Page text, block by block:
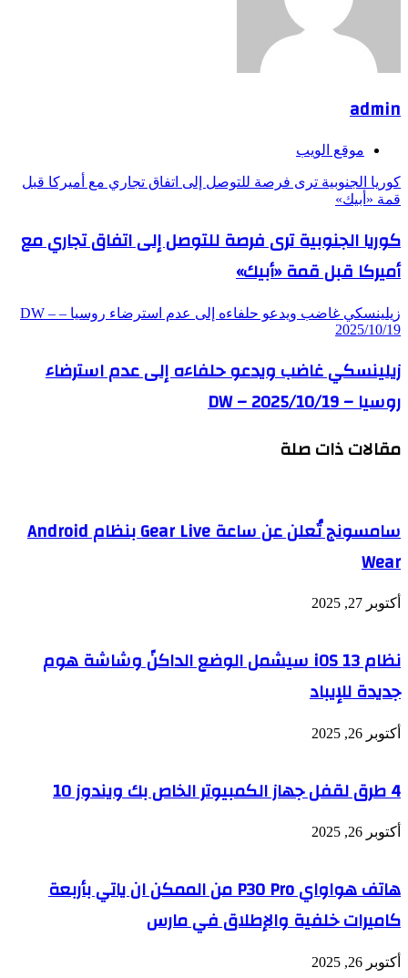
admin
موقع الويب
كوريا الجنوبية ترى فرصة للتوصل إلى اتفاق تجاري مع أميركا قبل
قمة «أبيك»
كوريا الجنوبية ترى فرصة للتوصل إلى اتفاق تجاري مع
أميركا قبل قمة «أبيك»
زيلينسكي غاضب ويدعو حلفاءه إلى عدم استرضاء روسيا – DW –
2025/10/19
زيلينسكي غاضب ويدعو حلفاءه إلى عدم استرضاء
روسيا – DW – 2025/10/19
مقالات ذات صلة
سامسونج تُعلن عن ساعة Gear Live بنظام Android
Wear
أكتوبر 27, 2025
نظام iOS 13 سيشمل الوضع الداكنً وشاشة هوم
جديدة للإيباد
أكتوبر 26, 2025
4 طرق لقفل جهاز الكمبيوتر الخاص بك ويندوز 10
أكتوبر 26, 2025
هاتف هواواي P30 Pro من الممكن ان ياتي بأربعة
كاميرات خلفية والإطلاق في مارس
أكتوبر 26, 2025